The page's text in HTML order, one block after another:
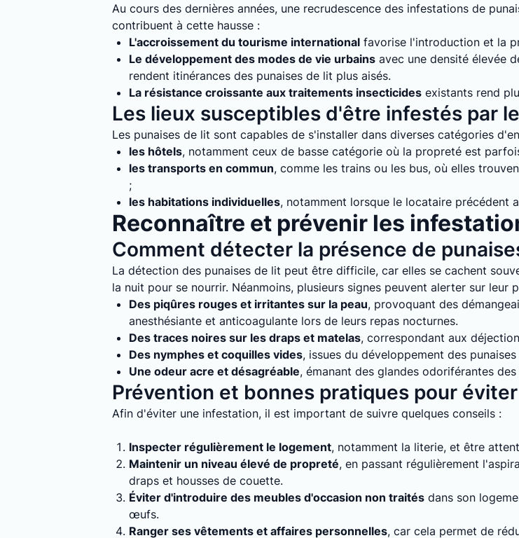
Au cours des dernières années, une recrudescence des infestations de
contribuent à cette hausse :
L'accroissement du tourisme international favorise l'introduction et la
Le développement des modes de vie urbains avec une densité élevée
rendent itinérances des punaises de lit plus aisés.
La résistance croissante aux traitements insecticides existants rend
Les lieux susceptibles d'être infestés par
Les punaises de lit sont capables de s'installer dans diverses catégories
les hôtels, notamment ceux de basse catégorie où la propreté est
les transports en commun, comme les trains ou les bus, où elles
;
les habitations individuelles, notamment lorsque le locataire précédent
Reconnaître et prévenir les
Comment détecter la présence de
La détection des punaises de lit peut être difficile, car elles se cachent
la nuit pour se nourrir. Néanmoins, plusieurs signes peuvent alerter sur leur
Des piqûres rouges et irritantes sur la peau, provoquant des
anesthésiante et anticoagulante lors de leurs repas nocturnes.
Des traces noires sur les draps et matelas, correspondant aux
Des nymphes et coquilles vides, issues du développement des
Une odeur acre et désagréable, émanant des glandes odoriférantes
Prévention et bonnes pratiques pour
Afin d'éviter une infestation, il est important de suivre quelques conseils :
Inspecter régulièrement le logement, notamment la literie, et être
Maintenir un niveau élevé de propreté, en passant régulièrement
draps et housses de couette.
Éviter d'introduire des meubles d'occasion non traités dans son
œufs.
Ranger ses vêtements et affaires personnelles, car cela permet de